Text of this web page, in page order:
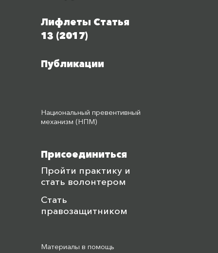
Лифлеты Статья
13 (2017)
Публикации
Национальный превентивный
механизм (НПМ)
Присоединиться
Пройти практику и
стать волонтером
Стать
правозащитником
Материалы в помощь